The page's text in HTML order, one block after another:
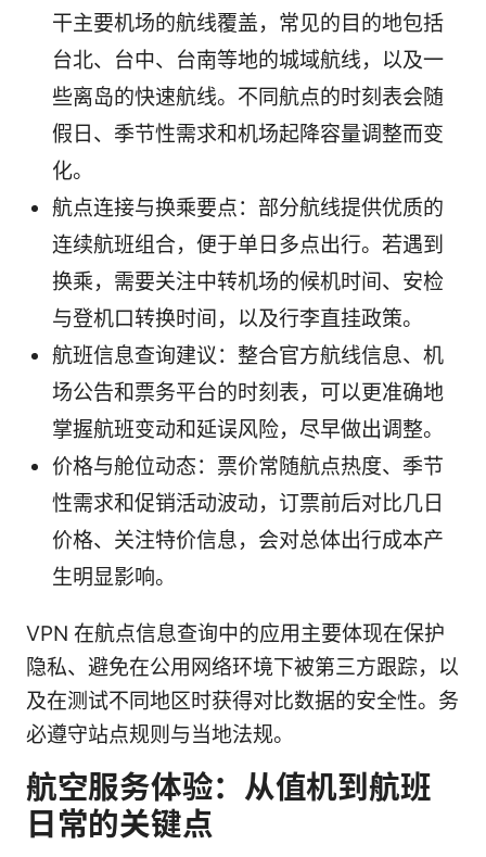
干主要机场的航线覆盖，常见的目的地包括
台北、台中、台南等地的城域航线，以及一
些离岛的快速航线。不同航点的时刻表会随
假日、季节性需求和机场起降容量调整而变
化。
航点连接与换乘要点：部分航线提供优质的
连续航班组合，便于单日多点出行。若遇到
换乘，需要关注中转机场的候机时间、安检
与登机口转换时间，以及行李直挂政策。
航班信息查询建议：整合官方航线信息、机
场公告和票务平台的时刻表，可以更准确地
掌握航班变动和延误风险，尽早做出调整。
价格与舱位动态：票价常随航点热度、季节
性需求和促销活动波动，订票前后对比几日
价格、关注特价信息，会对总体出行成本产
生明显影响。
VPN 在航点信息查询中的应用主要体现在保护
隐私、避免在公用网络环境下被第三方跟踪，以
及在测试不同地区时获得对比数据的安全性。务
必遵守站点规则与当地法规。
航空服务体验：从值机到航班
日常的关键点